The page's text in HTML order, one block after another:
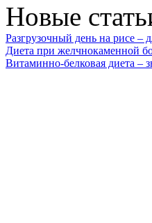
Новые
Разгрузочный день на рисе –
Диета при желчнокаменной
Витаминно-белковая диета –